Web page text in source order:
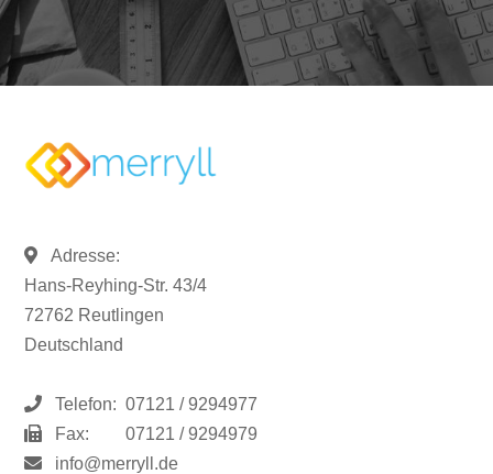
Adresse:
Hans-Reyhing-Str. 43/4
72762 Reutlingen
Deutschland
Telefon: 07121 / 9294977
Fax:
07121 / 9294979
info@merryll.de